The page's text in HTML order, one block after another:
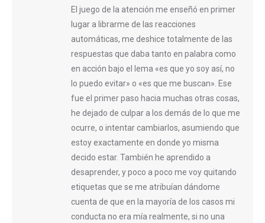
El juego de la atención me enseñó en primer
lugar a librarme de las reacciones
automáticas, me deshice totalmente de las
respuestas que daba tanto en palabra como
en acción bajo el lema «es que yo soy así, no
lo puedo evitar» o «es que me buscan». Ese
fue el primer paso hacia muchas otras cosas,
he dejado de culpar a los demás de lo que me
ocurre, o intentar cambiarlos, asumiendo que
estoy exactamente en donde yo misma
decido estar. También he aprendido a
desaprender, y poco a poco me voy quitando
etiquetas que se me atribuían dándome
cuenta de que en la mayoría de los casos mi
conducta no era mía realmente, si no una